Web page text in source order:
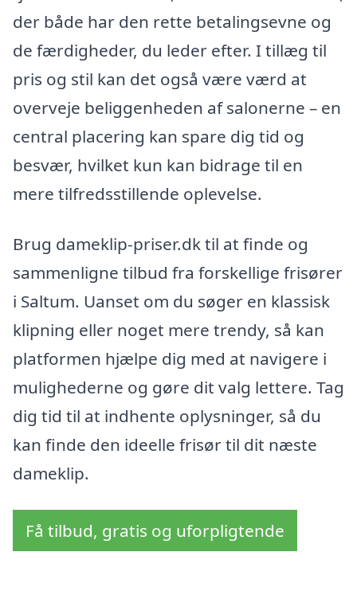
der både har den rette betalingsevne og
de færdigheder, du leder efter. I tillæg til
pris og stil kan det også være værd at
overveje beliggenheden af salonerne – en
central placering kan spare dig tid og
besvær, hvilket kun kan bidrage til en
mere tilfredsstillende oplevelse.
Brug dameklip-priser.dk til at finde og
sammenligne tilbud fra forskellige frisører
i Saltum. Uanset om du søger en klassisk
klipning eller noget mere trendy, så kan
platformen hjælpe dig med at navigere i
mulighederne og gøre dit valg lettere. Tag
dig tid til at indhente oplysninger, så du
kan finde den ideelle frisør til dit næste
dameklip.
Få tilbud, gratis og uforpligtende